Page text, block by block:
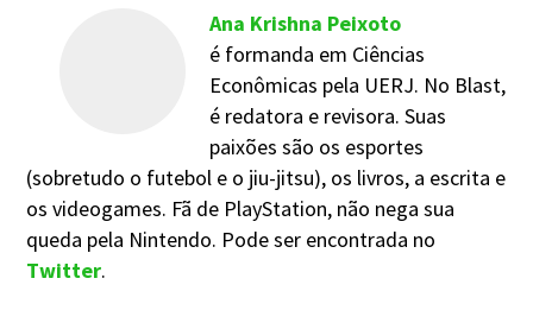
Ana Krishna Peixoto
é formanda em Ciências
Econômicas pela UERJ. No Blast,
é redatora e revisora. Suas
paixões são os esportes
(sobretudo o futebol e o jiu-jitsu), os livros, a escrita e
os videogames. Fã de PlayStation, não nega sua
queda pela Nintendo. Pode ser encontrada no
Twitter.